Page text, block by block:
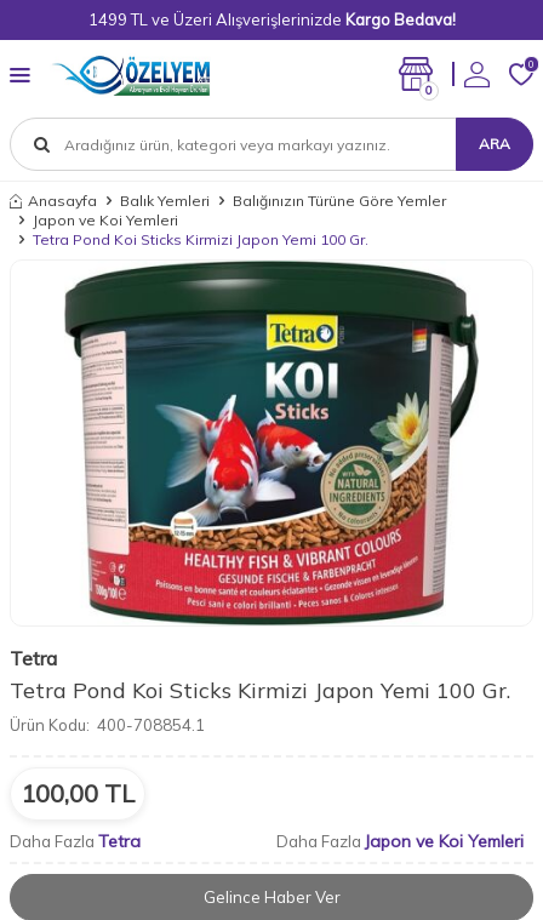
1499 TL ve Üzeri Alışverişlerinizde Kargo Bedava!
ARA
0
0
Anasayfa Balık Yemleri
Balığınızın Türüne Göre Yemler
Japon ve Koi Yemleri
Tetra Pond Koi Sticks Kirmizi Japon Yemi 100 Gr.
Tetra
Tetra Pond Koi Sticks Kirmizi Japon Yemi 100 Gr.
Ürün Kodu: 400-708854.1
100,00 TL
Daha Fazla Tetra Daha Fazla Japon ve Koi Yemleri
Gelince Haber Ver